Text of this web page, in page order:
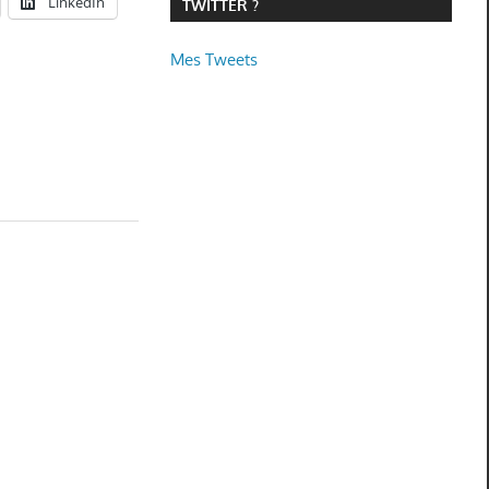
TWITTER ?
Mes Tweets